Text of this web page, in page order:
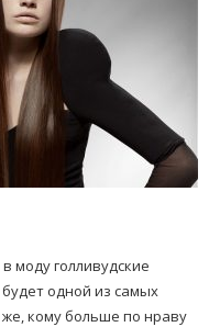
моду голливудские
одной из самых
кому больше по нраву